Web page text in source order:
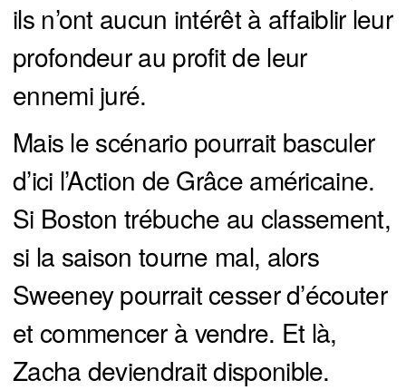
ils n’ont aucun intérêt à affaiblir leur
profondeur au profit de leur
ennemi juré.
Mais le scénario pourrait basculer
d’ici l’Action de Grâce américaine.
Si Boston trébuche au classement,
si la saison tourne mal, alors
Sweeney pourrait cesser d’écouter
et commencer à vendre. Et là,
Zacha deviendrait disponible.